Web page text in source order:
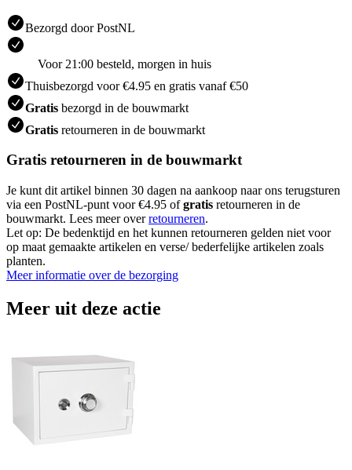
Bezorgd door PostNL
Voor 21:00 besteld, morgen in huis
Thuisbezorgd voor €4.95 en gratis vanaf €50
Gratis bezorgd in de bouwmarkt
Gratis retourneren in de bouwmarkt
Gratis retourneren in de bouwmarkt
Je kunt dit artikel binnen 30 dagen na aankoop naar ons terugsturen
via een PostNL-punt voor €4.95 ofgratis retourneren in de
bouwmarkt. Lees meer overretourneren.
Let op: De bedenktijd en het kunnen retourneren gelden niet voor
op maat gemaakte artikelen en verse/ bederfelijke artikelen zoals
planten.
Meer informatie over de bezorging
Meer uit deze actie